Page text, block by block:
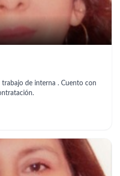
de interna . Cuento con